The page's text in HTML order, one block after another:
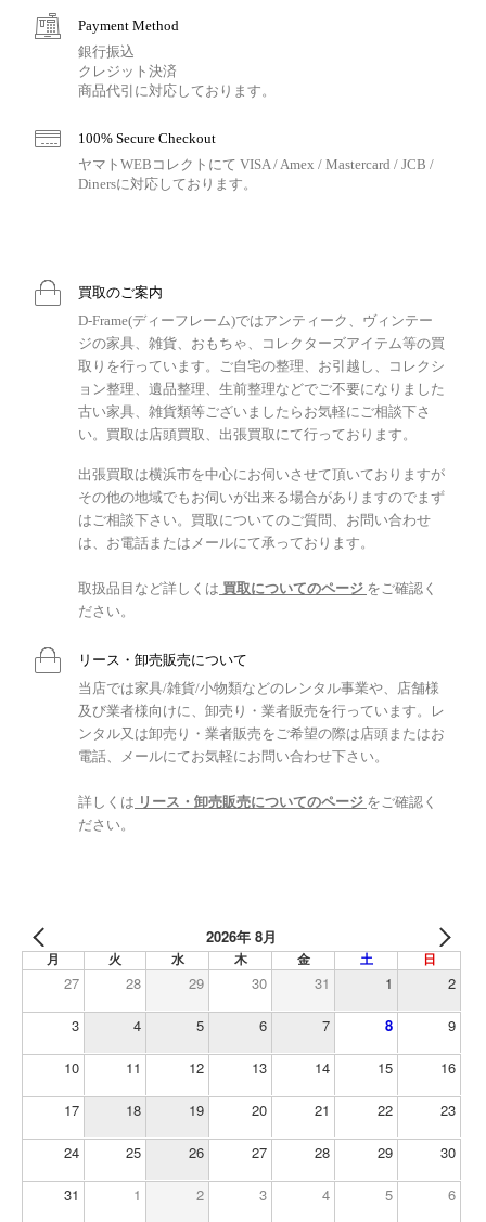
Payment Method
銀行振込
クレジット決済
商品代引に対応しております。
100% Secure Checkout
ヤマトWEBコレクトにて VISA / Amex / Mastercard / JCB /
Dinersに対応しております。
買取のご案内
D-Frame(ディーフレーム)ではアンティーク、ヴィンテー
ジの家具、雑貨、おもちゃ、コレクターズアイテム等の買
取りを行っています。ご自宅の整理、お引越し、コレクシ
ョン整理、遺品整理、生前整理などでご不要になりました
古い家具、雑貨類等ございましたらお気軽にご相談下さ
い。買取は店頭買取、出張買取にて行っております。
出張買取は横浜市を中心にお伺いさせて頂いておりますが
その他の地域でもお伺いが出来る場合がありますのでまず
はご相談下さい。買取についてのご質問、お問い合わせ
は、お電話またはメールにて承っております。
取扱品目など詳しくは 買取についてのページ をご確認く
ださい。
リース・卸売販売について
当店では家具/雑貨/小物類などのレンタル事業や、店舗様
及び業者様向けに、卸売り・業者販売を行っています。レ
ンタル又は卸売り・業者販売をご希望の際は店頭またはお
電話、メールにてお気軽にお問い合わせ下さい。
詳しくは リース・卸売販売についてのページ をご確認く
ださい。
2026年 8月
月 火 水 木 金 土 日
27 28 29 30 31 1 2
3 4 5 6 7 8 9
10 11 12 13 14 15 16
17 18 19 20 21 22 23
24 25 26 27 28 29 30
31 1 2 3 4 5 6